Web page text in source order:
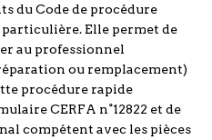
du Code de procédure
Elle permet de
au professionnel
ou remplacement)
procédure rapide
CERFA n°12822 et de
compétent avec les pièces